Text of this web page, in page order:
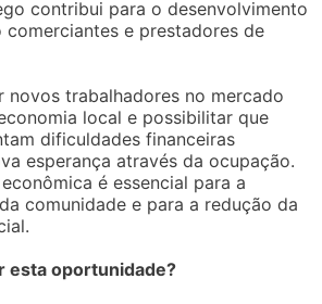
contribui para o desenvolvimento
comerciantes e prestadores de
novos trabalhadores no mercado
local e possibilitar que
dificuldades financeiras
esperança através da ocupação.
é essencial para a
comunidade e para a redução da
esta oportunidade?